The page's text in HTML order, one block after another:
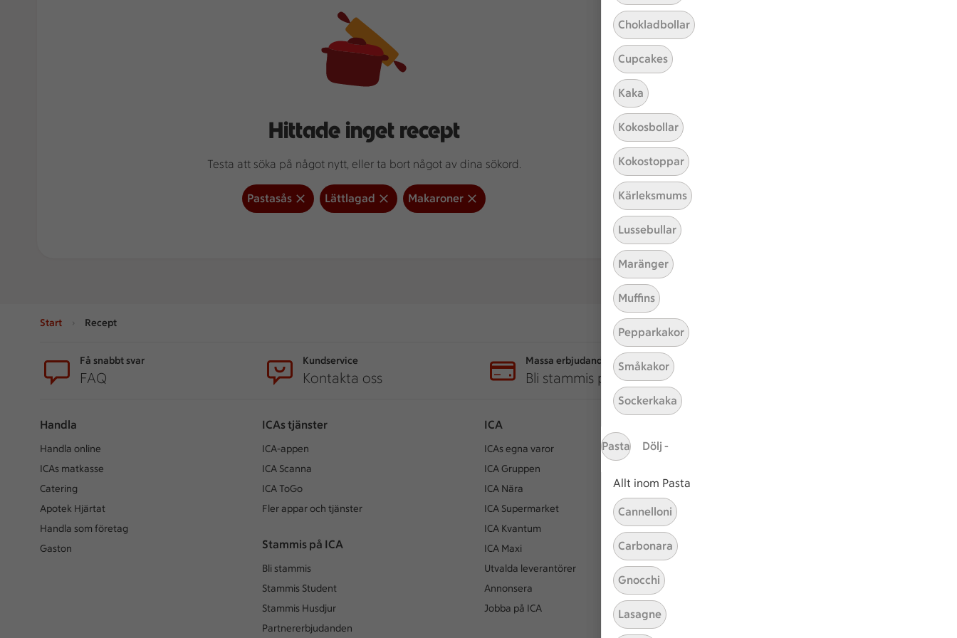
Chokladbollar
Cupcakes
Kaka
Kokosbollar
Kokostoppar
Kärleksmums
Lussebullar
Maränger
Muffins
Pepparkakor
Småkakor
Sockerkaka
Pasta Dölj -
Allt inom Pasta
Cannelloni
Carbonara
Gnocchi
Lasagne
Hittade inget recept
Testa att söka på något nytt, eller ta bort något av dina sökord.
Pastasås Lättlagad Makaroner
Start Recept
Få snabbt svar
FAQ
Kundservice
Kontakta oss
Massa erbjudanden
Bli stammis på ICA
Handla
Handla online
ICAs matkasse
Catering
Apotek Hjärtat
Handla som företag
Gaston
ICAs tjänster
ICA-appen
ICA Scanna
ICA ToGo
Fler appar och tjänster
Stammis på ICA
Bli stammis
Stammis Student
Stammis Husdjur
Partnererbjudanden
ICA
ICAs egna varor
ICA Gruppen
ICA Nära
ICA Supermarket
ICA Kvantum
ICA Maxi
Utvalda leverantörer
Annonsera
Jobba på ICA